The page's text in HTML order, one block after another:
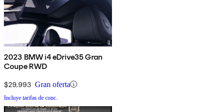
2023 BMW i4 eDrive35 Gran
Coupe RWD
$29,993 Gran oferta
Incluye tarifas de conc.